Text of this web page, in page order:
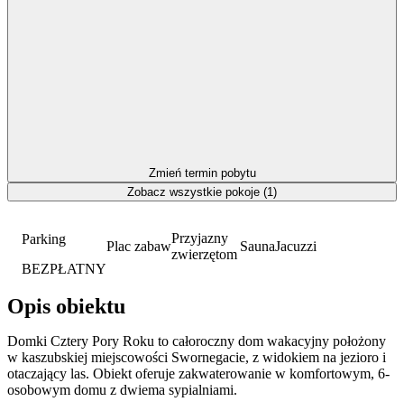
Parking
BEZPŁATNY
Plac zabaw
Przyjazny
zwierzętom
SaunaJacuzzi
Opis obiektu
Domki Cztery Pory Roku to całoroczny dom wakacyjny położony
w kaszubskiej miejscowości Swornegacie, z widokiem na jezioro i
otaczający las. Obiekt oferuje zakwaterowanie w komfortowym, 6-
osobowym domu z dwiema sypialniami.
Zmień termin pobytu
Zobacz wszystkie pokoje (1)